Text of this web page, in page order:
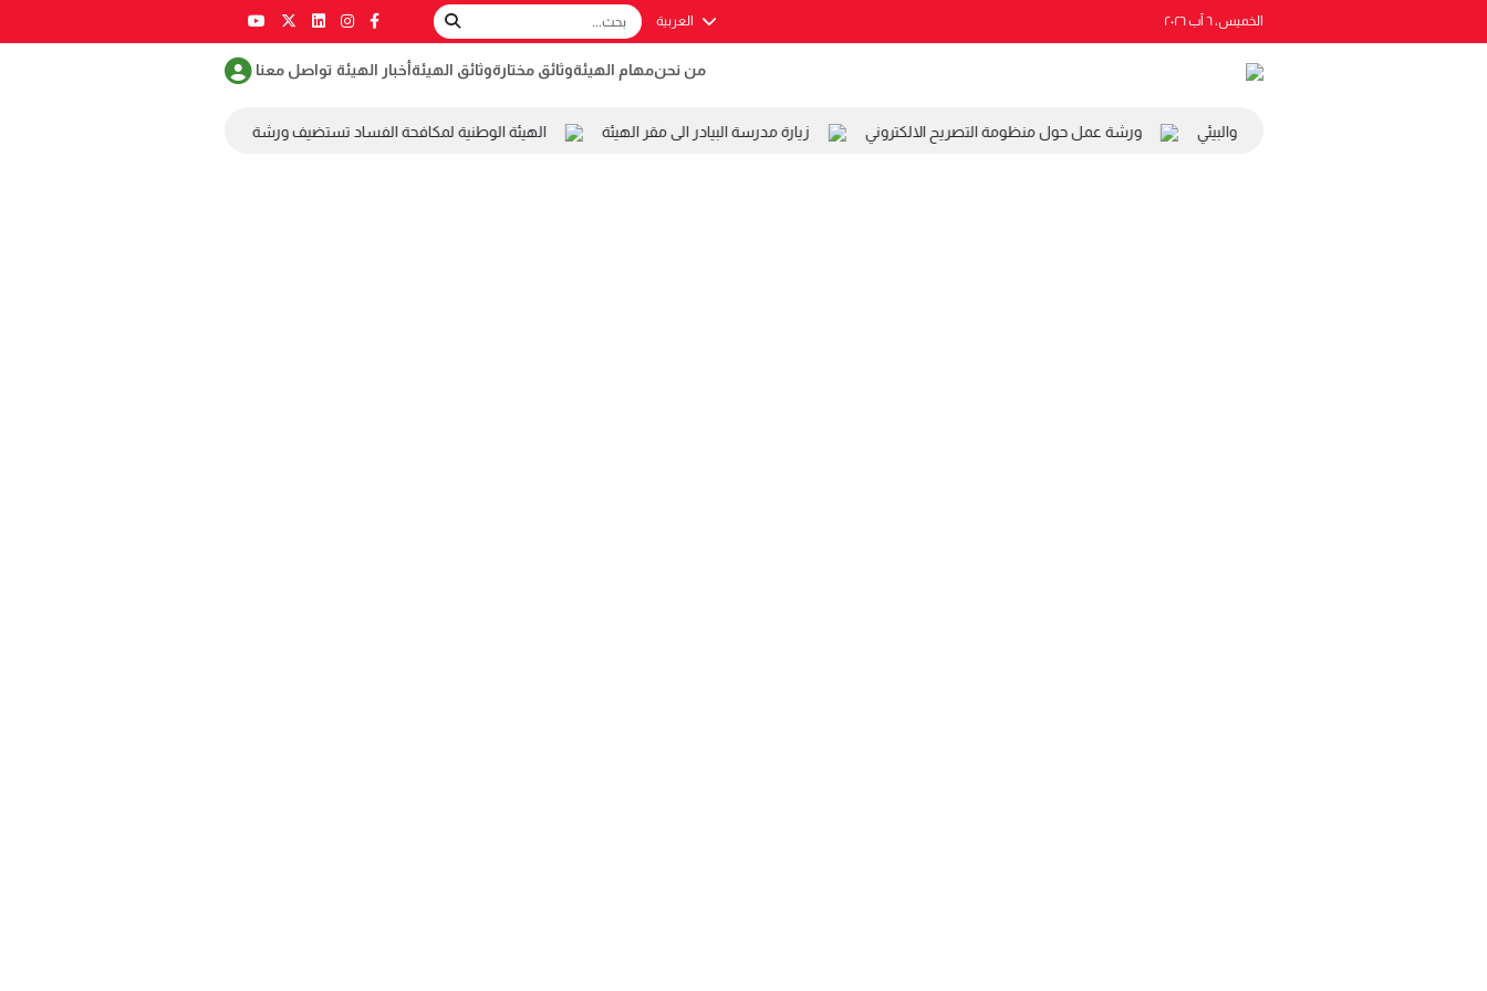
الخميس، ٦ آب ٢٠٢٦ العربية
من نحنمهام الهيئةوثائق مختارةوثائق الهيئةأخبار الهيئة تواصل معنا
رئيس المجلس الاقتصادي والاجتماعي والبيئي ورشة عمل حول منظومة التصريح الالكتروني زيارة مدرسة البيادر الى مقر الهيئة الهيئة الوطنية لمكافحة الفساد تستضيف ورشة عمل ضمن مسابقة طلابية لمكافحة